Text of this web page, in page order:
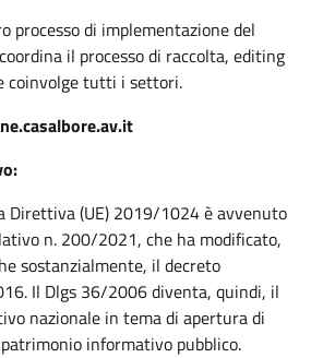
processo di implementazione del
il processo di raccolta, editing
coinvolge tutti i settori.
Direttiva (UE) 2019/1024 è avvenuto
n. 200/2021, che ha modificato,
sostanzialmente, il decreto
Il Dlgs 36/2006 diventa, quindi, il
nazionale in tema di apertura di
informativo pubblico.